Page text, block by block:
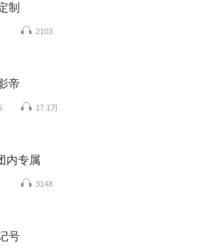
制
2103
帝
17.1万
内专属
3148
号